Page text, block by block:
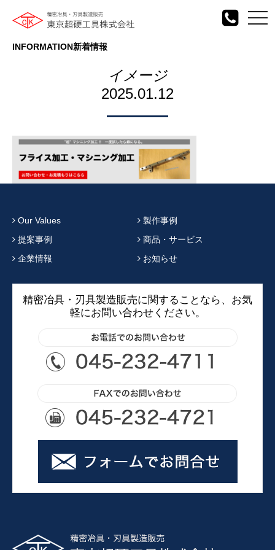
INFORMATION新着情報
イメージ
2025.01.12
Our Values
製作事例
提案事例
商品・サービス
企業情報
お知らせ
精密冶具・刃具製造販売に関することなら、お気
軽にお問い合わせください。